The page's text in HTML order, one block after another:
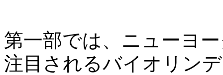
第⼀部では、ニューヨ
注⽬されるバイオリン